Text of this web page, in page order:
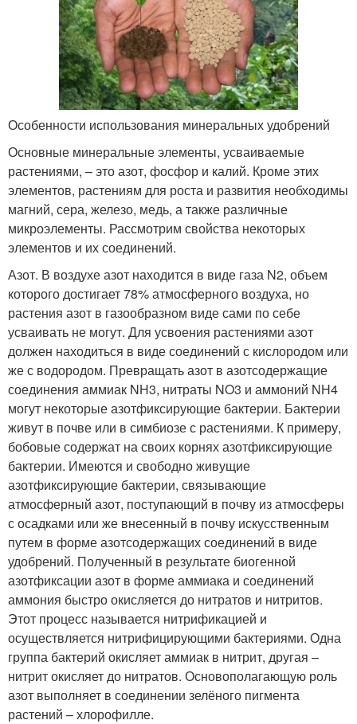
Особенности использования минеральных удобрений
Основные минеральные элементы, усваиваемые
растениями, – это азот, фосфор и калий. Кроме этих
элементов, растениям для роста и развития необходимы
магний, сера, железо, медь, а также различные
микроэлементы. Рассмотрим свойства некоторых
элементов и их соединений.
Азот. В воздухе азот находится в виде газа N2, объем
которого достигает 78% атмосферного воздуха, но
растения азот в газообразном виде сами по себе
усваивать не могут. Для усвоения растениями азот
должен находиться в виде соединений с кислородом или
же с водородом. Превращать азот в азотсодержащие
соединения аммиак NH3, нитраты NO3 и аммоний NH4
могут некоторые азотфиксирующие бактерии. Бактерии
живут в почве или в симбиозе с растениями. К примеру,
бобовые содержат на своих корнях азотфиксирующие
бактерии. Имеются и свободно живущие
азотфиксирующие бактерии, связывающие
атмосферный азот, поступающий в почву из атмосферы
с осадками или же внесенный в почву искусственным
путем в форме азотсодержащих соединений в виде
удобрений. Полученный в результате биогенной
азотфиксации азот в форме аммиака и соединений
аммония быстро окисляется до нитратов и нитритов.
Этот процесс называется нитрификацией и
осуществляется нитрифицирующими бактериями. Одна
группа бактерий окисляет аммиак в нитрит, другая –
нитрит окисляет до нитратов. Основополагающую роль
азот выполняет в соединении зелёного пигмента
растений – хлорофилле.